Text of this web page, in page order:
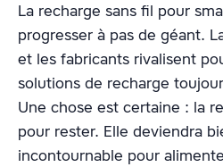
La recharge sans fil pour
progresser à pas de géant.
et les fabricants rivalisent
solutions de recharge
Une chose est certaine : la
pour rester. Elle deviendra
incontournable pour